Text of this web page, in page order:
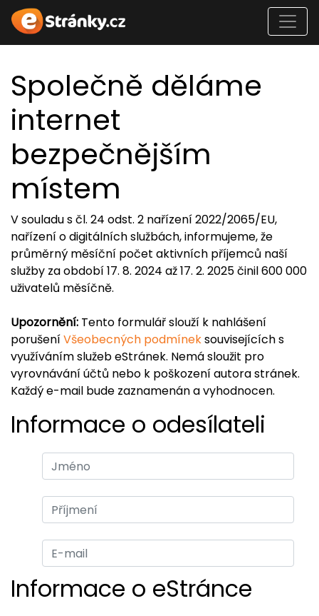
Společně děláme
internet
bezpečnějším
místem
V souladu s čl. 24 odst. 2 nařízení 2022/2065/EU,
nařízení o digitálních službách, informujeme, že
průměrný měsíční počet aktivních příjemců naší
služby za období 17. 8. 2024 až 17. 2. 2025 činil 600 000
uživatelů měsíčně.
Upozornění: Tento formulář slouží k nahlášení
porušeníVšeobecných podmíneksouvisejících s
využíváním služeb eStránek. Nemá sloužit pro
vyrovnávání účtů nebo k poškození autora stránek.
Každý e-mail bude zaznamenán a vyhodnocen.
Informace o odesílateli
Informace o eStránce